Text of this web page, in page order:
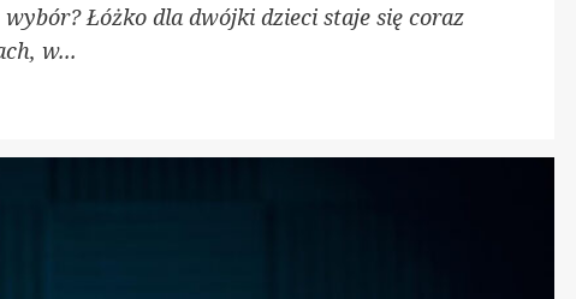
Łóżko dla dwójki dzieci staje się coraz
w...